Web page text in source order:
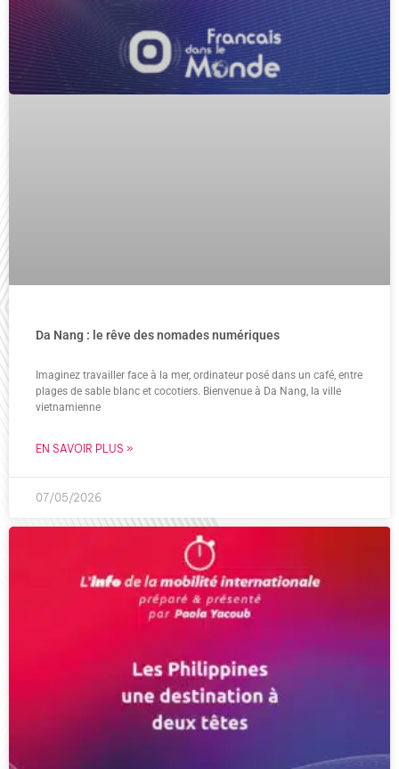
Da Nang : le rêve des nomades numériques
Imaginez travailler face à la mer, ordinateur posé dans un café, entre
plages de sable blanc et cocotiers. Bienvenue à Da Nang, la ville
vietnamienne
EN SAVOIR PLUS »
07/05/2026